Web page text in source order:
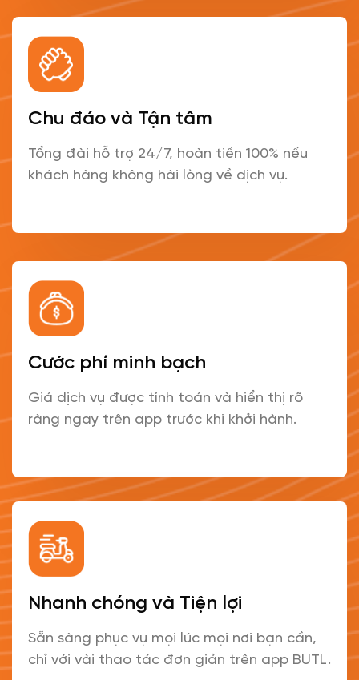
Chu đáo và Tận tâm
Tổng đài hỗ trợ 24/7, hoàn tiền 100% nếu
khách hàng không hài lòng về dịch vụ.
Cước phí minh bạch
Giá dịch vụ được tính toán và hiển thị rõ
ràng ngay trên app trước khi khởi hành.
Nhanh chóng và Tiện lợi
Sẵn sàng phục vụ mọi lúc mọi nơi bạn cần,
chỉ với vài thao tác đơn giản trên app BUTL.